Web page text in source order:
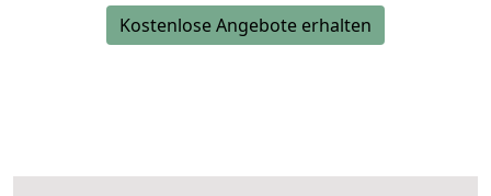
Kostenlose Angebote erhalten